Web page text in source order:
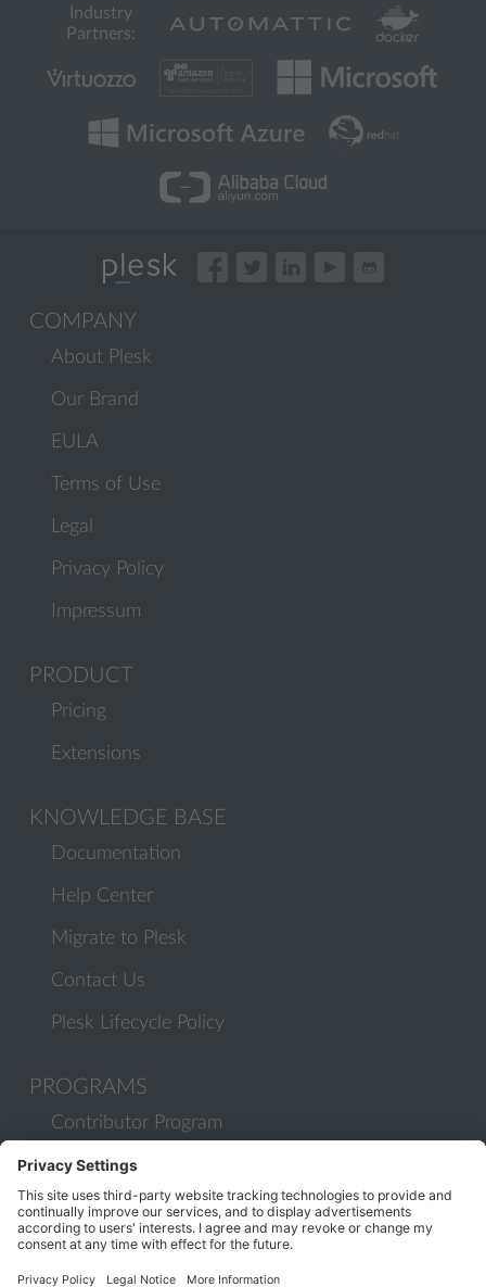
Industry
Partners:
COMPANY
About Plesk
Our Brand
EULA
Terms of Use
Legal
Privacy Policy
Impressum
PRODUCT
Pricing
Extensions
KNOWLEDGE BASE
Documentation
Help Center
Migrate to Plesk
Contact Us
Plesk Lifecycle Policy
PROGRAMS
Contributor Program
Partner Program
COMMUNITY